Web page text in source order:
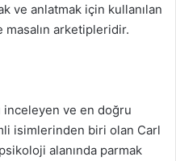
ve anlatmak için kullanılan
arketipleridir.
inceleyen ve en doğru
isimlerinden biri olan Carl
alanında parmak